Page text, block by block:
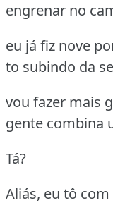
engrenar no
eu já fiz nove
to subindo da
vou fazer mais
gente combina
Tá?
Aliás, eu tô